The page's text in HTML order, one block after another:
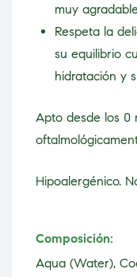
muy
Respeta la
su equilibrio
hidratación y
Apto desde los 0
Hipoalergénico.
Composición:
Aqua (Water),